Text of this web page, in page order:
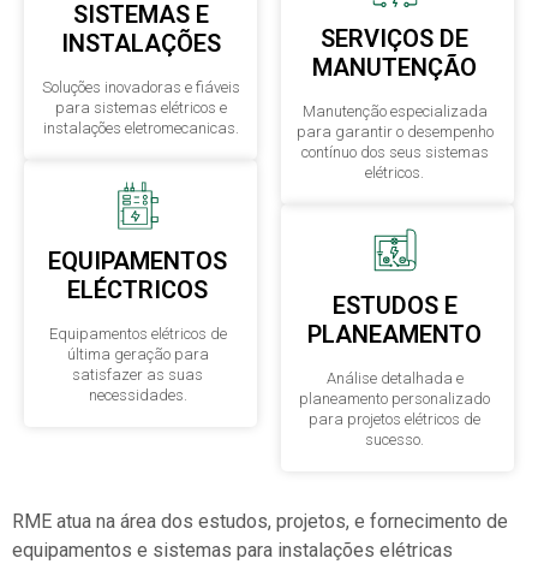
SISTEMAS E
INSTALAÇÕES
Soluções inovadoras e fiáveis
para sistemas elétricos e
instalações eletromecanicas.
EQUIPAMENTOS
ELÉCTRICOS
Equipamentos elétricos de
última geração para
satisfazer as suas
necessidades.
SERVIÇOS DE
MANUTENÇÃO
Manutenção especializada
para garantir o desempenho
contínuo dos seus sistemas
elétricos.
ESTUDOS E
PLANEAMENTO
Análise detalhada e
planeamento personalizado
para projetos elétricos de
sucesso.
RME atua na área dos estudos, projetos, e fornecimento de
equipamentos e sistemas para instalações elétricas